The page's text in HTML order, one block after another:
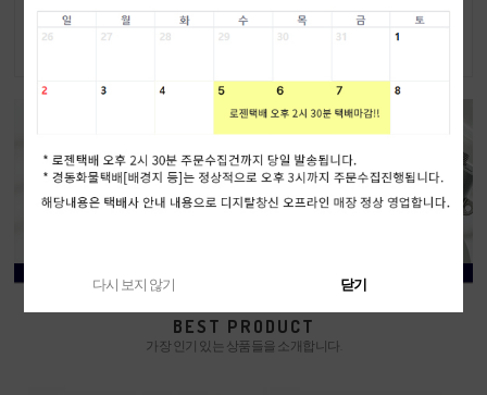
6,999,000원
6,699,000원
외 발송
1,149,000원
BEST PRODUCT
가장 인기 있는 상품들을 소개합니다.
다시 보지 않기 닫기